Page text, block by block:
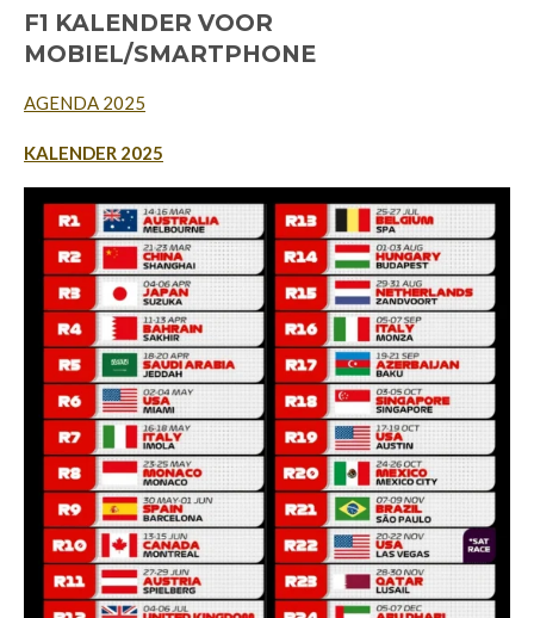
F1 KALENDER VOOR
MOBIEL/SMARTPHONE
AGENDA 2025
KALENDER 2025